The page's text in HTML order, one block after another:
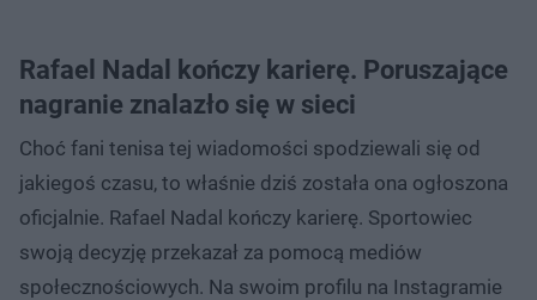
Rafael Nadal kończy karierę. Poruszające
nagranie znalazło się w sieci
Choć fani tenisa tej wiadomości spodziewali się od
jakiegoś czasu, to właśnie dziś została ona ogłoszona
oficjalnie. Rafael Nadal kończy karierę. Sportowiec
swoją decyzję przekazał za pomocą mediów
społecznościowych. Na swoim profilu na Instagramie